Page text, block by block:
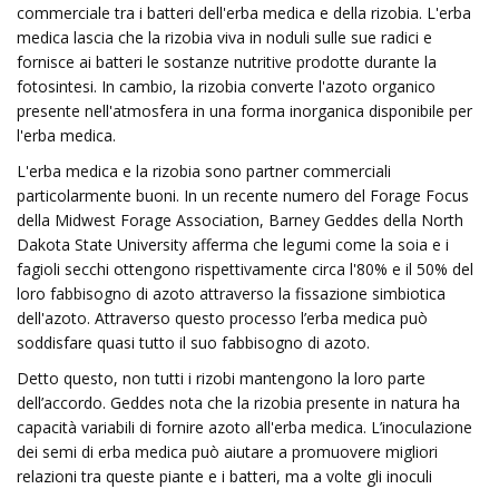
commerciale tra i batteri dell'erba medica e della rizobia. L'erba
medica lascia che la rizobia viva in noduli sulle sue radici e
fornisce ai batteri le sostanze nutritive prodotte durante la
fotosintesi. In cambio, la rizobia converte l'azoto organico
presente nell'atmosfera in una forma inorganica disponibile per
l'erba medica.
L'erba medica e la rizobia sono partner commerciali
particolarmente buoni. In un recente numero del Forage Focus
della Midwest Forage Association, Barney Geddes della North
Dakota State University afferma che legumi come la soia e i
fagioli secchi ottengono rispettivamente circa l'80% e il 50% del
loro fabbisogno di azoto attraverso la fissazione simbiotica
dell'azoto. Attraverso questo processo l’erba medica può
soddisfare quasi tutto il suo fabbisogno di azoto.
Detto questo, non tutti i rizobi ​​mantengono la loro parte
dell’accordo. Geddes nota che la rizobia presente in natura ha
capacità variabili di fornire azoto all'erba medica. L’inoculazione
dei semi di erba medica può aiutare a promuovere migliori
relazioni tra queste piante e i batteri, ma a volte gli inoculi